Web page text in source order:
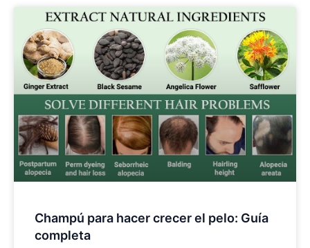
Champú para hacer crecer el pelo: Guía
completa